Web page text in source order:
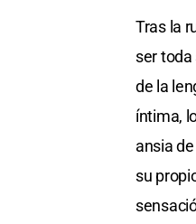
Tras la
ser
de la
íntima,
ansia
su